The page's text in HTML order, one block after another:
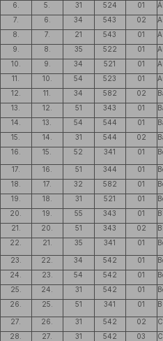
6.
5. 31 524 01
7.
6. 34 543 02
8.
7. 21 543 01
9.
8. 35 522 01
10.
9. 34 521 01
11.
10. 54 523 01
12.
11. 34 582 02
13.
12. 51 343 01
14.
13. 54 544 01
15.
14. 31 544 02
16.
15. 52 341 01
17.
16. 51 344 01
18.
17. 32 582 01
19.
18. 31 521 01
20.
19. 55 343 01
21.
20. 51 343 02
22.
21. 35 341 01
23.
22. 34 542 01
24.
23. 54 542 01
25.
24. 31 542 01
26.
25. 51 341 01
27.
26. 31 542 02
28.
27. 31 542 03